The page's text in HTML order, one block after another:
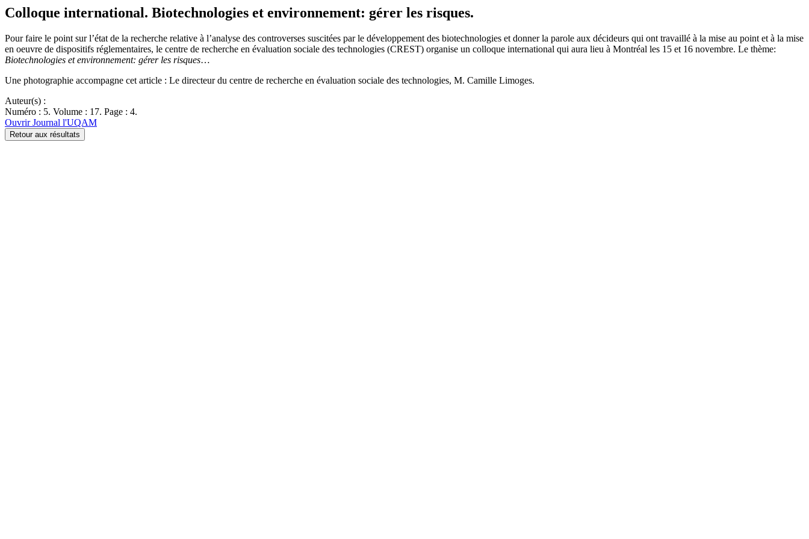
Colloque international. Biotechnologies et environnement: gérer les risques.
Pour faire le point sur l’état de la recherche relative à l’analyse des controverses suscitées par le développement des biotechnologies et donner la parole aux décideurs qui ont travaillé à la mise au point et à la mise
en oeuvre de dispositifs réglementaires, le centre de recherche en évaluation sociale des technologies (CREST) organise un colloque international qui aura lieu à Montréal les 15 et 16 novembre. Le thème:
Biotechnologies et environnement: gérer les risques…
Une photographie accompagne cet article : Le directeur du centre de recherche en évaluation sociale des technologies, M. Camille Limoges.
Auteur(s) :
Numéro : 5. Volume : 17. Page : 4.
Ouvrir Journal l'UQAM
Retour aux résultats